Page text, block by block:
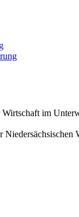
Wirtschaft im
Niedersächsischen